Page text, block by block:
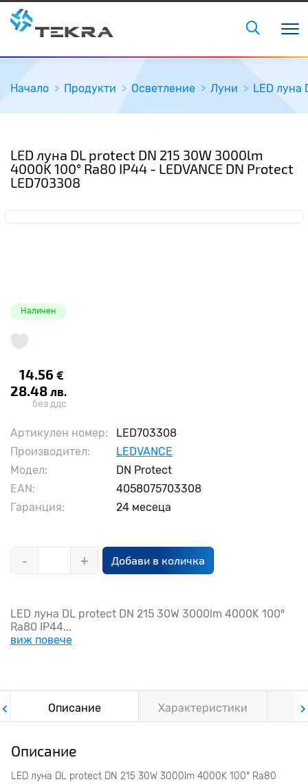
Начало Продукти Осветление Луни LED луна
LED луна DL protect DN 215 30W 3000lm
4000K 100° Ra80 IP44 - LEDVANCE DN Protect
LED703308
Наличен
14.56 €
28.48 лв.
без ддс
Артикулен номер:
LED703308
Производител:
LEDVANCE
Модел:
DN Protect
EAN:
4058075703308
Гаранция:
24 месеца
- + Добави в количка
LED луна DL protect DN 215 30W 3000lm 4000K 100°
Ra80 IP44...
виж повече
Описание Характеристики
Описание
LED луна DL protect DN 215 30W 3000lm 4000K 100° Ra80